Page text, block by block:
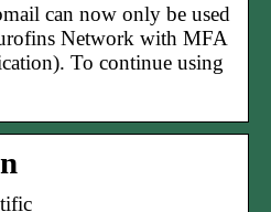
can now only be used
Network with MFA
To continue using